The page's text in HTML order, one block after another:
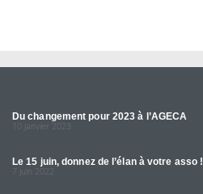
Du changement pour 2023 à l’AGECA
10 janvier 2023
Le 15 juin, donnez de l’élan à votre asso !
7 juin 2022